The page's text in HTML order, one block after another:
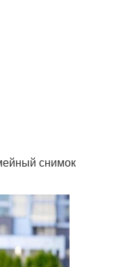
снимок